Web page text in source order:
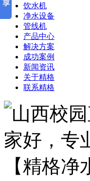
饮水机
净水设备
管线机
产品中心
解决方案
成功案例
新闻资讯
关于精格
联系精格